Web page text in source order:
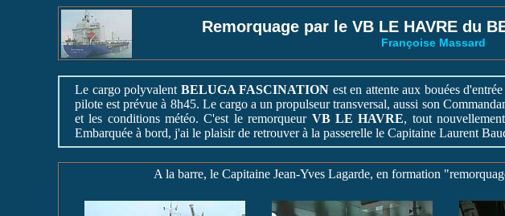
Remorquage par le VB LE HAVRE du
Françoise Massard
Le cargo polyvalent BELUGA FASCINATION est en attente aux bouées
pilote est prévue à 8h45. Le cargo a un propulseur transversal, aussi son
et les conditions météo. C'est le remorqueur VB LE HAVRE, tout
Embarquée à bord, j'ai le plaisir de retrouver à la passerelle le Capitaine Laurent
A la barre, le Capitaine Jean-Yves Lagarde, en formation